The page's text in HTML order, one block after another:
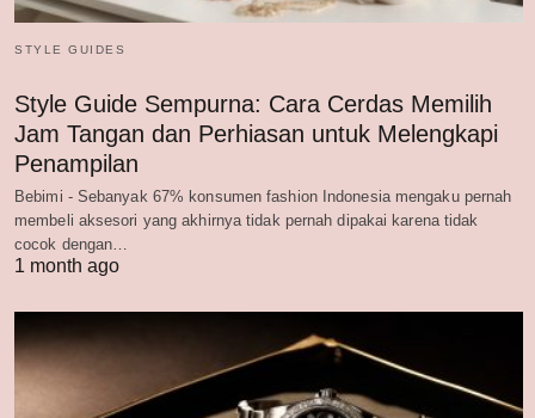
STYLE GUIDES
Style Guide Sempurna: Cara Cerdas Memilih
Jam Tangan dan Perhiasan untuk Melengkapi
Penampilan
Bebimi - Sebanyak 67% konsumen fashion Indonesia mengaku pernah
membeli aksesori yang akhirnya tidak pernah dipakai karena tidak
cocok dengan…
1 month ago